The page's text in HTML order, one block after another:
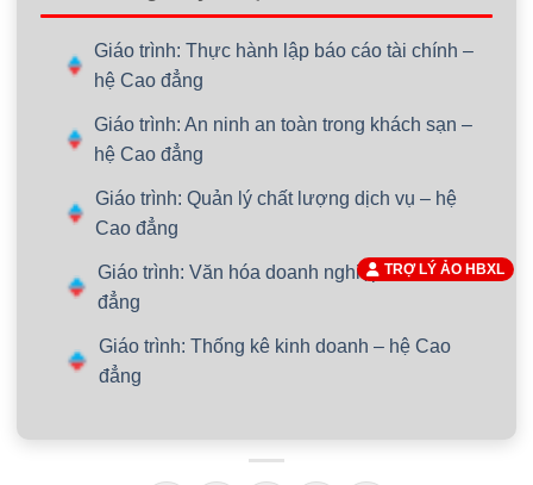
Giáo trình: Thực hành lập báo cáo tài chính –
hệ Cao đẳng
Giáo trình: An ninh an toàn trong khách sạn –
hệ Cao đẳng
Giáo trình: Quản lý chất lượng dịch vụ – hệ
Cao đẳng
Giáo trình: Văn hóa doanh nghiệp – hệ Cao
đẳng
Giáo trình: Thống kê kinh doanh – hệ Cao
đẳng
TRỢ LÝ ẢO HBXL